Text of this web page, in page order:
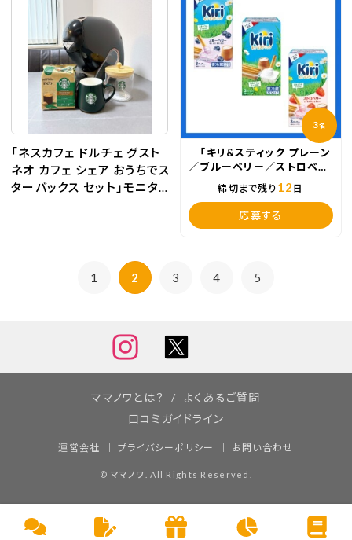
「ネスカフェ ドルチェ グスト
ネオ カフェ シェア おうちでス
ターバックス セット」モニタ
3名
「キリ&スティック プレーン
／ブルーベリー／ストロベリ
締切まで残り 12 日
応募する
1 2 3 4 5
ママノワとは？
よくあるご質問
口コミガイドライン
運営会社 プライバシーポリシー お問い合わせ
© ママノワ . All Rights Reserved.